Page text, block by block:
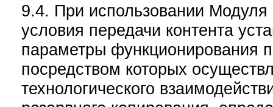
9.4. При использовании
условия передачи контента
параметры функционирования
посредством которых
технологического